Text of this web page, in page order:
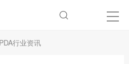
PDA行业资讯